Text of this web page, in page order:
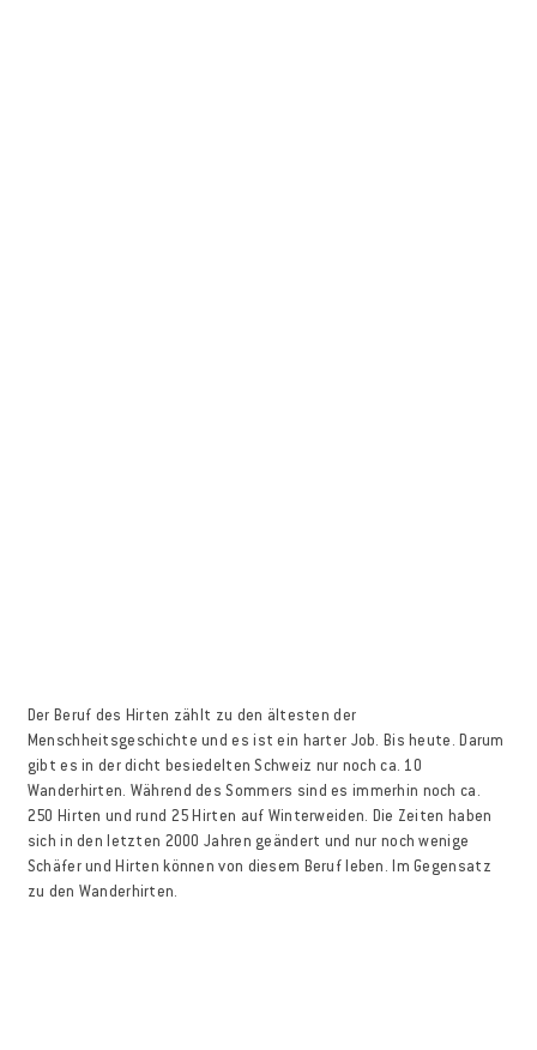
Der Beruf des Hirten zählt zu den ältesten der
Menschheitsgeschichte und es ist ein harter Job. Bis heute. Darum
gibt es in der dicht besiedelten Schweiz nur noch ca. 10
Wanderhirten. Während des Sommers sind es immerhin noch ca.
250 Hirten und rund 25 Hirten auf Winterweiden. Die Zeiten haben
sich in den letzten 2000 Jahren geändert und nur noch wenige
Schäfer und Hirten können von diesem Beruf leben. Im Gegensatz
zu den Wanderhirten.